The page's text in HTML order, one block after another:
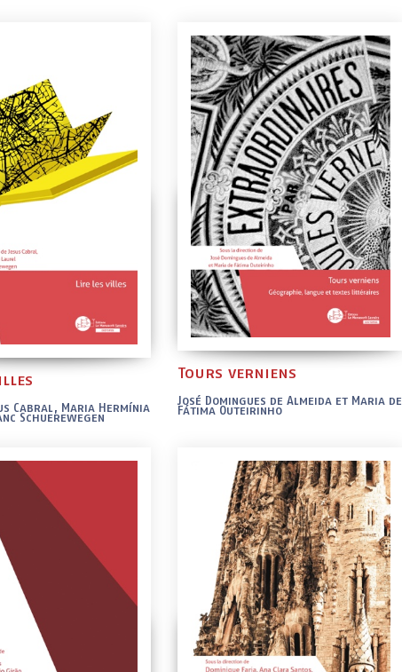
Cabral, Maria Hermínia
Schuerewegen
Tours verniens
José Domingues de Almeida et Maria de
Fátima Outeirinho